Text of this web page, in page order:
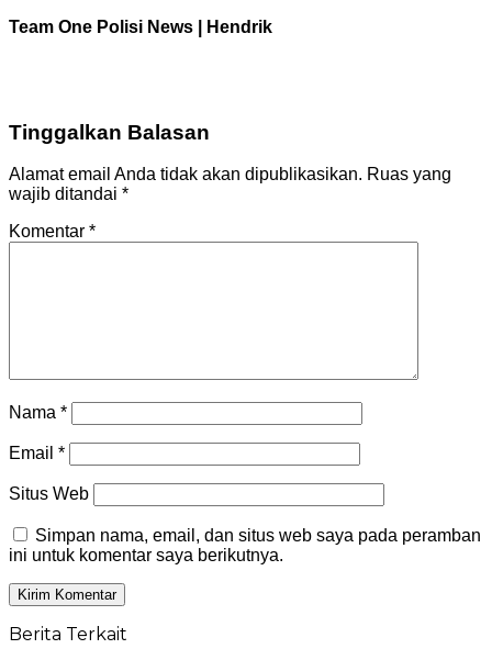
Team One Polisi News | Hendrik
Tinggalkan Balasan
Alamat email Anda tidak akan dipublikasikan. Ruas yang
wajib ditandai *
Komentar *
Nama *
Email *
Situs Web
Simpan nama, email, dan situs web saya pada peramban
ini untuk komentar saya berikutnya.
Berita Terkait